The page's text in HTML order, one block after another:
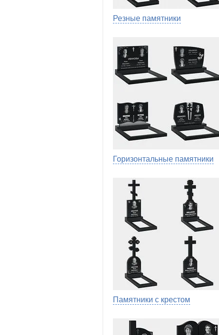
Резные памятники
Горизонтальные памятники
Памятники с крестом